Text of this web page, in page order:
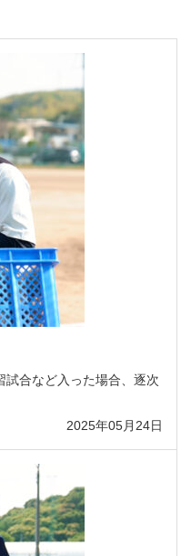
試合など入った場合、逐次
2025年05月24日